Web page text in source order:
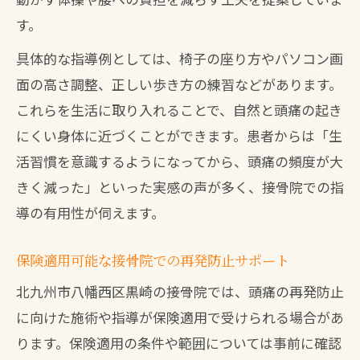
す。
具体的な指導例としては、椅子の座り方やパソコン画
面の高さ調整、正しい歩き方の練習などがあります。
これらを生活に取り入れることで、自然と頭痛の起き
にくい身体に近づくことができます。患者からは「生
活習慣を意識するようになってから、頭痛の頻度が大
きく減った」といった実感の声が多く、接骨院での指
導の有用性が伺えます。
保険適用可能な接骨院での再発防止サポート
北九州市八幡西区黒崎の接骨院では、頭痛の再発防止
に向けた施術や指導が保険適用で受けられる場合があ
ります。保険適用の条件や範囲については事前に確認